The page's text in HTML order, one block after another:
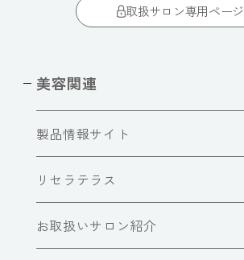
取扱サロン専用ページ
美容関連
製品情報サイト
リセラテラス
お取扱いサロン紹介